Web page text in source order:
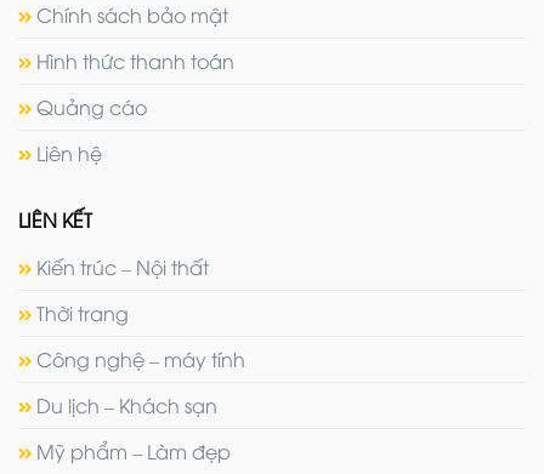
Chính sách bảo mật
Hình thức thanh toán
Quảng cáo
Liên hệ
LIÊN KẾT
Kiến trúc – Nội thất
Thời trang
Công nghệ – máy tính
Du lịch – Khách sạn
Mỹ phẩm – Làm đẹp